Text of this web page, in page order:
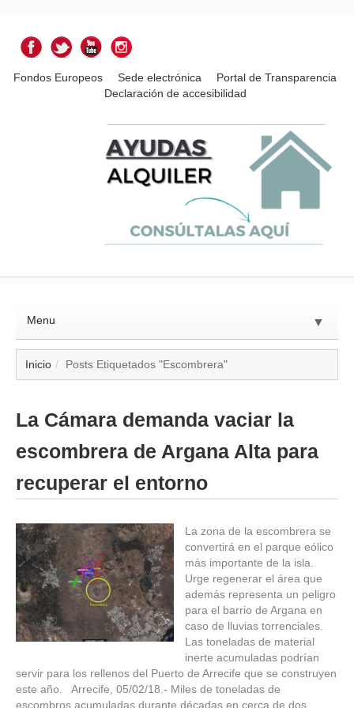
Fondos Europeos Sede electrónica
Portal de Transparencia
Declaración de accesibilidad
Menu ▼
▼
▼
▼
Inicio Posts Etiquetados "Escombrera"
La Cámara demanda vaciar la
escombrera de Argana Alta para
recuperar el entorno
La zona de la escombrera se
convertirá en el parque eólico
más importante de la isla.
Urge regenerar el área que
además representa un peligro
para el barrio de Argana en
caso de lluvias torrenciales.
Las toneladas de material
inerte acumuladas podrían
servir para los rellenos del Puerto de Arrecife que se construyen
este año. Arrecife, 05/02/18.- Miles de toneladas de
escombros acumuladas durante décadas en cerca de dos